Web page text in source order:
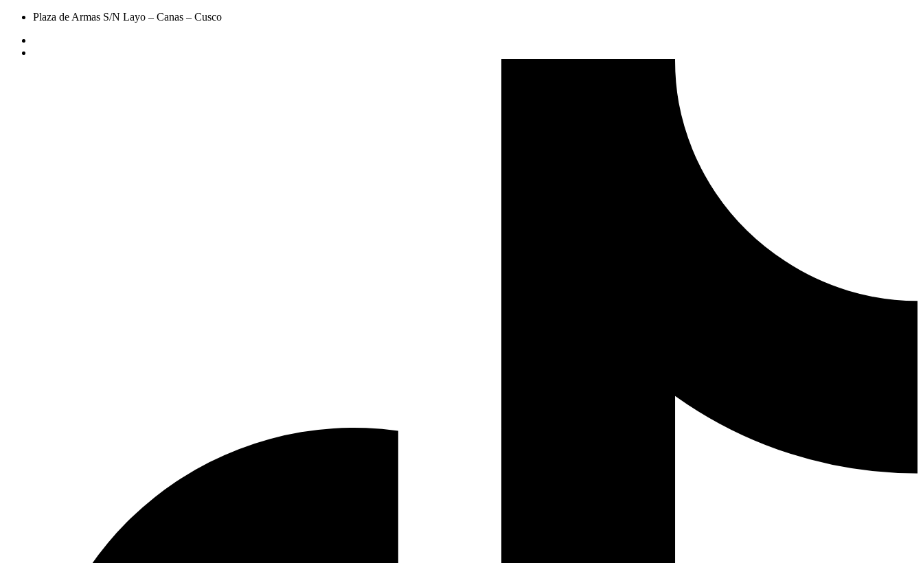
Plaza de Armas S/N Layo – Canas – Cusco